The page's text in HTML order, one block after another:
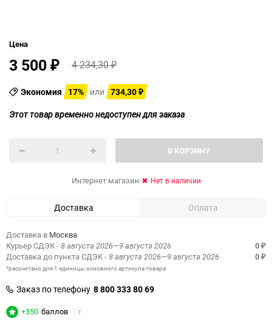
Цена
3 500 ₽ 4 234,30₽
Экономия 17% или 734,30 ₽
Этот товар временно недоступен для заказа
В КОРЗИНУ
Интернет магазин Нет в наличии
Доставка Оплата
Доставка в Москва
Курьер СДЭК- 8 августа 2026—9 августа 2026 0 ₽
Доставка до пункта СДЭК- 8 августа 2026—9 августа 2026 0 ₽
*рассчитано для 1 единицы основного артикула товара
Заказ по телефону 8 800 333 80 69
+350 баллов ?